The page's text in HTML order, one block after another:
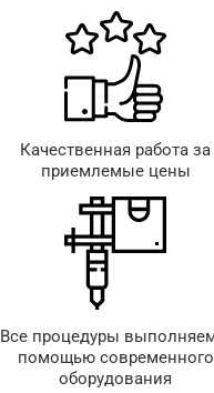
Качественная работа за
приемлемые цены
Все процедуры
помощью современного
оборудования